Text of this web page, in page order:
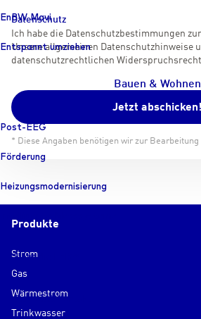
EnBW Mavi
Entspannt umziehen
Bauen & Wohnen
Post-EEG
Förderung
Heizungs­modernisierung
Über die EnBW
Service & Kontakt
Datenschutz
Ich habe die Datenschutzbestimmungen
Unsere allgemeinen Datenschutzhinweise
datenschutz­recht­lichen
Jetzt abschicken!
* Diese Angaben benötigen wir zur
Produkte
Strom
Gas
Wärmestrom
Trinkwasser